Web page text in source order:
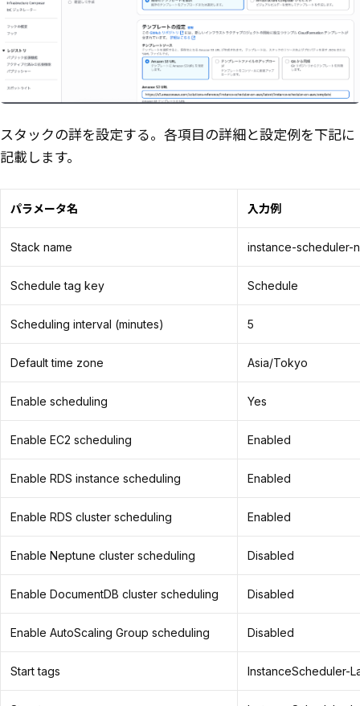
スタックの詳を設定する。各項目の詳細と設定例を下記に
記載します。
パラメータ名 入力例
Stack name instance-scheduler-
Schedule tag key Schedule
Scheduling interval (minutes) 5
Default time zone Asia/Tokyo
Enable scheduling Yes
Enable EC2 scheduling Enabled
Enable RDS instance scheduling Enabled
Enable RDS cluster scheduling Enabled
Enable Neptune cluster scheduling Disabled
Enable DocumentDB cluster scheduling Disabled
Enable AutoScaling Group scheduling Disabled
Start tags InstanceScheduler-